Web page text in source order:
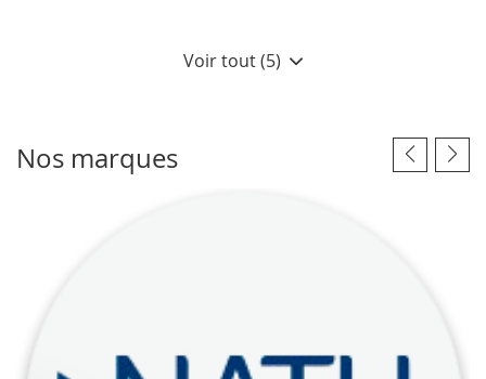
Voir tout (5)
Nos marques